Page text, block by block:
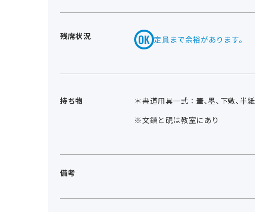
残席状況 定員まで余裕があります。
持ち物
＊書道用具一式：筆、墨、下敷、半紙
※文鎮と硯は教室にあり
備考